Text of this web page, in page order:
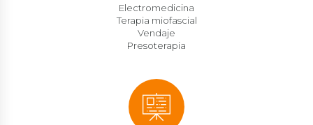
Electromedicina
Terapia miofascial
Vendaje
Presoterapia